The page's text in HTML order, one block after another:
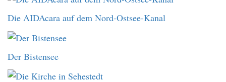
Die AIDAcara auf dem Nord-Ostsee-Kanal
Der Bistensee